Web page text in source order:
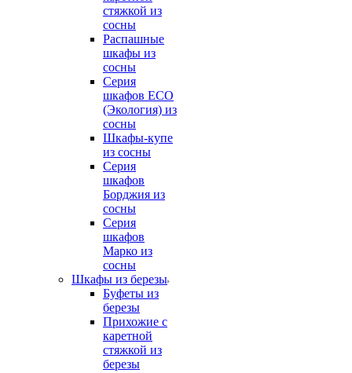
стяжкой из
сосны
Распашные
шкафы из
сосны
Серия
шкафов ECO
(Экология) из
сосны
Шкафы-купе
из сосны
Серия
шкафов
Борджия из
сосны
Серия
шкафов
Марко из
сосны
Шкафы из березы
Буфеты из
березы
Прихожие с
каретной
стяжкой из
березы